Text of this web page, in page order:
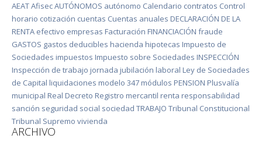
AEATAfisecAUTÓNOMOS autónomo Calendario contratos Control
horario cotización cuentas Cuentas anuales DECLARACIÓN DE LA
RENTA efectivo empresas Facturación FINANCIACIÓN fraude
GASTOS gastos deducibles hacienda hipotecas Impuesto de
Sociedades impuestos Impuesto sobre Sociedades INSPECCIÓN
Inspección de trabajo jornada jubilación laboral Ley de Sociedades
de Capital liquidaciones modelo 347 módulos PENSION Plusvalía
municipal Real Decreto Registro mercantil renta responsabilidad
sanción seguridad social sociedad TRABAJO Tribunal Constitucional
Tribunal Supremo vivienda
ARCHIVO